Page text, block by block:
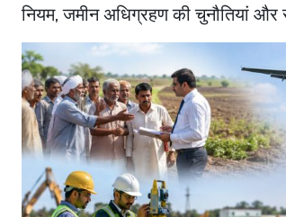
नियम, जमीन अधिग्रहण की चुनौतियां और